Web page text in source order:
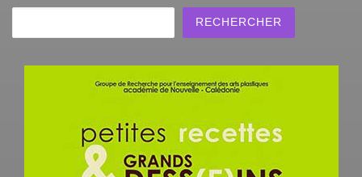
RECHERCHER